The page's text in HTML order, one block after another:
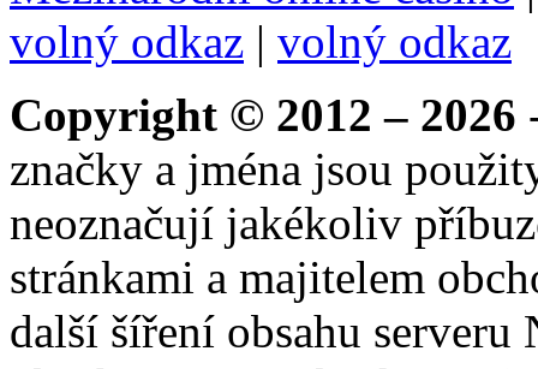
volný odkaz | volný odkaz
Copyright © 2012 – 2026
značky a jména jsou
neoznačují jakékoliv
stránkami a majitelem
další šíření obsahu serveru